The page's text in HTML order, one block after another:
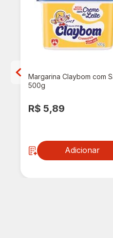
Margarina Claybom com
500g
R$ 5,89
Adicionar